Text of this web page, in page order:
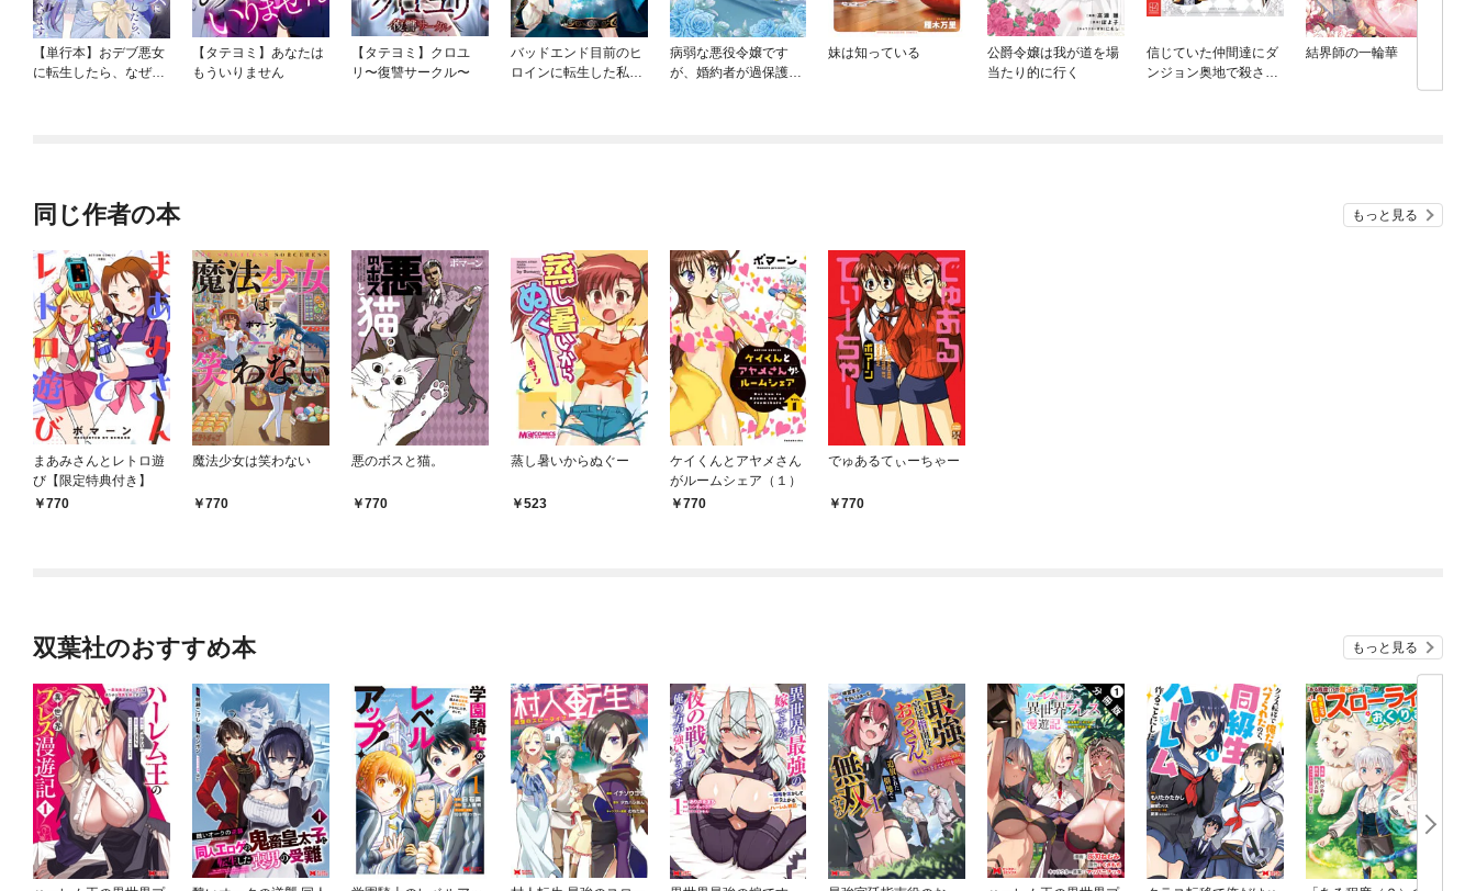
【単行本】おデブ悪女
に転生したら、なぜか
【タテヨミ】あなたは
もういりません
【タテヨミ】クロユ
リ〜復讐サークル〜
バッドエンド目前のヒ
ロインに転生した私、
病弱な悪役令嬢です
が、婚約者が過保護す
妹は知っている
公爵令嬢は我が道を場
当たり的に行く
信じていた仲間達にダ
ンジョン奥地で殺され
結界師の一輪華
同じ作者の本 もっと見る
まあみさんとレトロ遊
び【限定特典付き】
770
魔法少女は笑わない
770
悪のボスと猫。
770
蒸し暑いからぬぐー
523
ケイくんとアヤメさん
がルームシェア（１）
770
でゅあるてぃーちゃー
770
双葉社のおすすめ本 もっと見る